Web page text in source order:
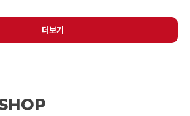
더보기